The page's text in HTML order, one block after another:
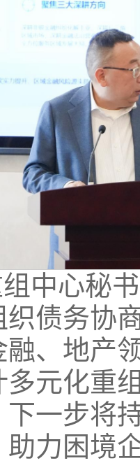
组中心秘
织债务协
、地产
元化重
下一步将
力困境